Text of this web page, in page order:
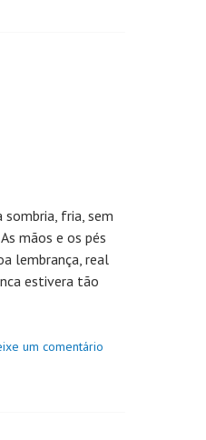
sombria, fria, sem
mãos e os pés
lembrança, real
estivera tão
um comentário